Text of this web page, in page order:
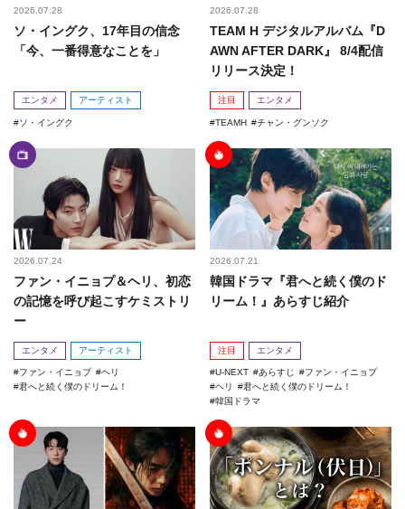
2026.07.28
ソ・イングク、17年目の信念
「今、一番得意なことを」
エンタメ アーティスト
ソ・イングク
2026.07.28
TEAM H デジタルアルバム『D
AWN AFTER DARK』 8/4配信
リリース決定！
注目 エンタメ
TEAMH チャン・グンソク
2026.07.24
ファン・イニョプ＆ヘリ、初恋
の記憶を呼び起こすケミストリ
ー
エンタメ アーティスト
ファン・イニョプ
ヘリ
君へと続く僕のドリーム！
2026.07.21
韓国ドラマ『君へと続く僕のド
リーム！』あらすじ紹介
注目 エンタメ
U-NEXT あらすじ
ファン・イニョプ
ヘリ
君へと続く僕のドリーム！
韓国ドラマ